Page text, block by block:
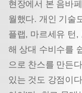
현장에서 본 음바
월했다. 개인 기술
플랩, 마르세유 턴
해 상대 수비수를
으로 찬스를 만든
있는 것도 강점이